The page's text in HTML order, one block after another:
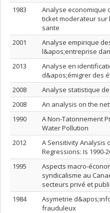
1983
Analyse economique
ticket moderateur sur
sante
2001
Analyse empirique
l&apos;entreprise
2013
Analyse en
d&apos;émigrer des
2008
Analyse statistique
2008
An analysis on the
1990
A Non-Tatonnement
Water Pollution
2012
A Sensitivity Analysis
Regressions: Is 1990-
1995
Aspects macro-
syndicalisme au
secteurs privé et
1984
Asymetrie
frauduleux